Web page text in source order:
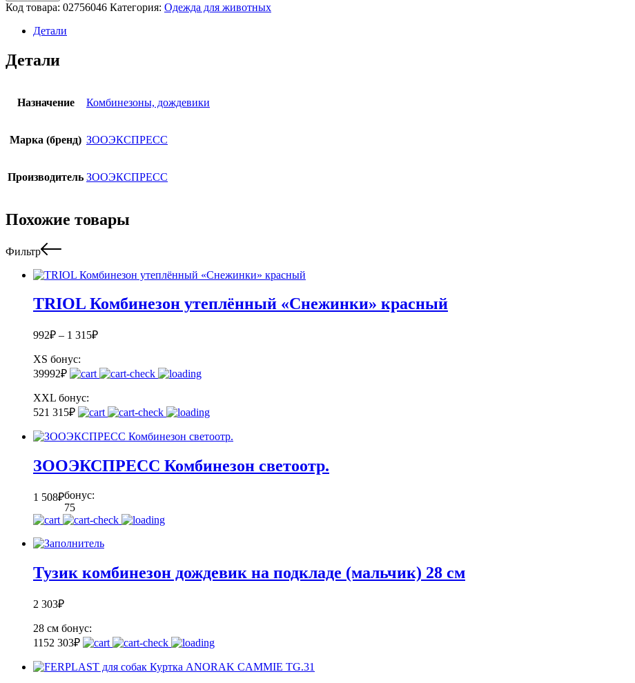
Код товара: 02756046 Категория: Одежда для животных
Детали
Детали
Назначение Комбинезоны, дождевики
Марка (бренд) ЗООЭКСПРЕСС
Производитель ЗООЭКСПРЕСС
Похожие товары
Фильтр
TRIOL Комбинезон утеплённый «Снежинки» красный
992₽ – 1 315₽
XS бонус:
39992₽
XXL бонус:
521 315₽
ЗООЭКСПРЕСС Комбинезон светоотр.
1 508₽бонус:
75
Тузик комбинезон дождевик на подкладе (мальчик) 28 см
2 303₽
28 см бонус:
1152 303₽